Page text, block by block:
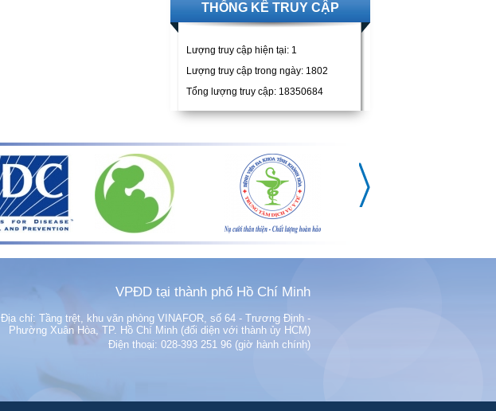
THỐNG KÊ TRUY CẬP
Lượng truy cập hiện tại: 1
Lượng truy cập trong ngày: 1802
Tổng lượng truy cập: 18350684
VPĐD tại thành phố Hồ Chí Minh
Địa chỉ: Tầng trệt, khu văn phòng VINAFOR, số 64 - Trương Định -
Phường Xuân Hòa, TP. Hồ Chí Minh (đối diện với thành ủy HCM)
Điện thoại: 028-393 251 96 (giờ hành chính)